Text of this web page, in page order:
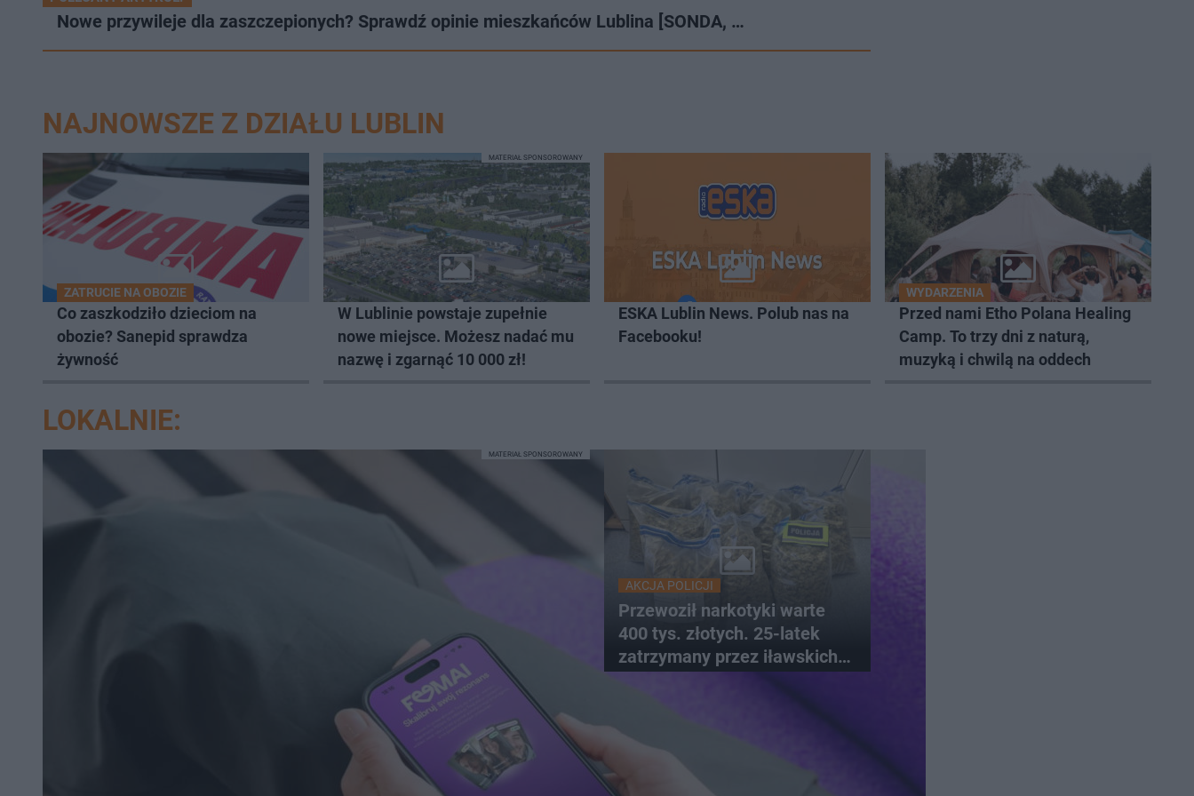
Nowe przywileje dla zaszczepionych? Sprawdź opinie mieszkańców Lublina [SONDA, …
NAJNOWSZE Z DZIAŁU LUBLIN
ZATRUCIE NA OBOZIE
Co zaszkodziło dzieciom na
obozie? Sanepid sprawdza
żywność
W Lublinie powstaje zupełnie
nowe miejsce. Możesz nadać mu
nazwę i zgarnąć 10 000 zł!
MATERIAŁ SPONSOROWANY
ESKA Lublin News. Polub nas na
Facebooku!
WYDARZENIA
Przed nami Etho Polana Healing
Camp. To trzy dni z naturą,
muzyką i chwilą na oddech
LOKALNIE:
MATERIAŁ SPONSOROWANY
AKCJA POLICJI
Przewoził narkotyki warte
400 tys. złotych. 25-latek
zatrzymany przez iławskich